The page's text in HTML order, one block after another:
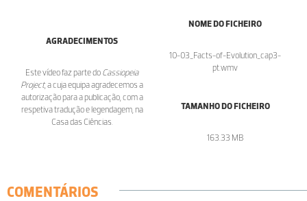
AGRADECIMENTOS
Este vídeo faz parte do Cassiopeia
Project, a cuja equipa agradecemos a
autorização para a publicação, com a
respetiva tradução e legendagem, na
Casa das Ciências.
NOME DO FICHEIRO
10-03_Facts-of-Evolution_cap3-
pt.wmv
TAMANHO DO FICHEIRO
163.33 MB
COMENTÁRIOS